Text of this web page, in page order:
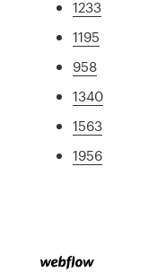
1233
1195
958
1340
1563
1956